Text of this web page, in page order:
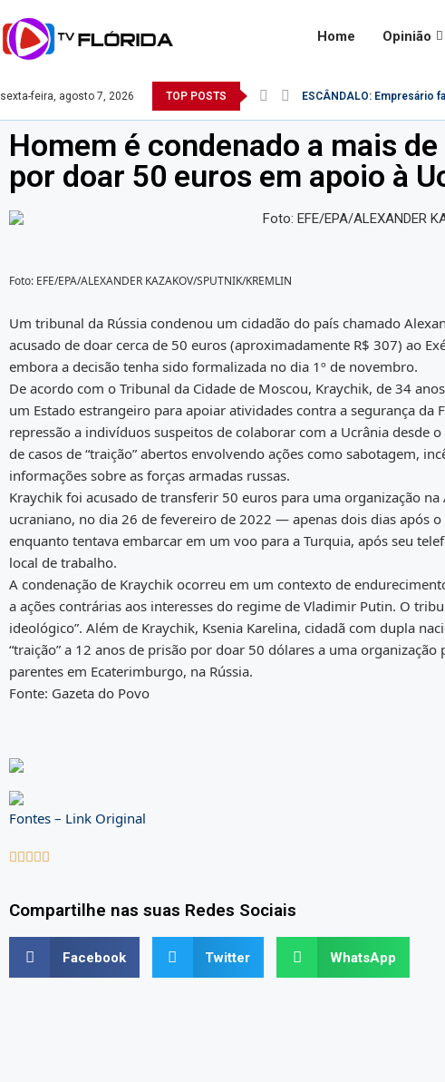
Home Opinião
sexta-feira, agosto 7, 2026 TOP POSTS ESCÂNDALO: Empresário
Homem é condenado a mais
por doar 50 euros em apoio à
Foto: EFE/EPA/ALEXANDER KAZAKOV/SPUTNIK/KREMLIN
Um tribunal da Rússia condenou um cidadão do país chamado
acusado de doar cerca de 50 euros (aproximadamente R$ 307) ao
embora a decisão tenha sido formalizada no dia 1º de novembro.
De acordo com o Tribunal da Cidade de Moscou, Kraychik, de 34
um Estado estrangeiro para apoiar atividades contra a segurança da
repressão a indivíduos suspeitos de colaborar com a Ucrânia desde
de casos de “traição” abertos envolvendo ações como sabotagem,
informações sobre as forças armadas russas.
Kraychik foi acusado de transferir 50 euros para uma organização
ucraniano, no dia 26 de fevereiro de 2022 — apenas dois dias após
enquanto tentava embarcar em um voo para a Turquia, após seu
local de trabalho.
A condenação de Kraychik ocorreu em um contexto de
a ações contrárias aos interesses do regime de Vladimir Putin. O
ideológico”. Além de Kraychik, Ksenia Karelina, cidadã com dupla
“traição” a 12 anos de prisão por doar 50 dólares a uma
parentes em Ecaterimburgo, na Rússia.
Fonte: Gazeta do Povo
Fontes – Link Original
    
Compartilhe nas suas Redes Sociais
Facebook Twitter WhatsApp